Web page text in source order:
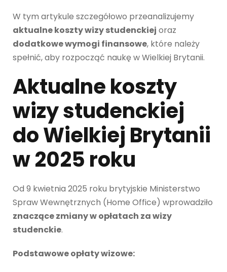
W tym artykule szczegółowo przeanalizujemy
aktualne koszty wizy studenckiej oraz
dodatkowe wymogi finansowe, które należy
spełnić, aby rozpocząć naukę w Wielkiej Brytanii.
Aktualne koszty
wizy studenckiej
do Wielkiej Brytanii
w 2025 roku
Od 9 kwietnia 2025 roku brytyjskie Ministerstwo
Spraw Wewnętrznych (Home Office) wprowadziło
znaczące zmiany w opłatach za wizy
studenckie.
Podstawowe opłaty wizowe: